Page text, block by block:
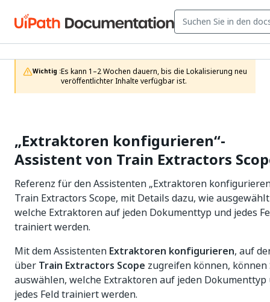
Wichtig :Es kann 1–2 Wochen dauern, bis die Lokalisierung neu
veröffentlichter Inhalte verfügbar ist.
„Extraktoren konfigurieren“-
Assistent von Train Extractors
Referenz für den Assistenten „Extraktoren
Train Extractors Scope, mit Details dazu, wie
welche Extraktoren auf jeden Dokumenttyp und jedes
trainiert werden.
Mit dem Assistenten Extraktoren konfigurieren, auf
über Train Extractors Scope zugreifen können, können
auswählen, welche Extraktoren auf jeden Dokumenttyp
jedes Feld trainiert werden.